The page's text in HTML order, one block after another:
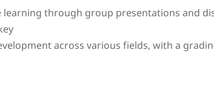
learning through group presentations and
across various fields, with a